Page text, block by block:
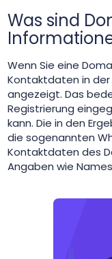
Was sind
Wenn Sie eine
Kontaktdaten in
angezeigt. Das
Registrierung
kann. Die in den
die sogenannten
Kontaktdaten des
Angaben wie